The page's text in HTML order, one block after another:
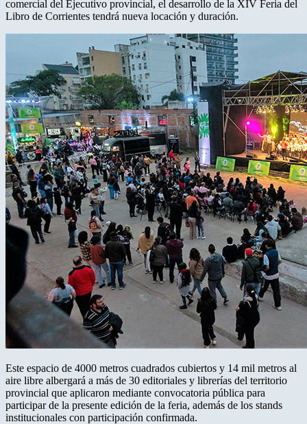
comercial del Ejecutivo provincial, el desarrollo de la XIV Feria del
Libro de Corrientes tendrá nueva locación y duración.
Este espacio de 4000 metros cuadrados cubiertos y 14 mil metros al
aire libre albergará a más de 30 editoriales y librerías del territorio
provincial que aplicaron mediante convocatoria pública para
participar de la presente edición de la feria, además de los stands
institucionales con participación confirmada.